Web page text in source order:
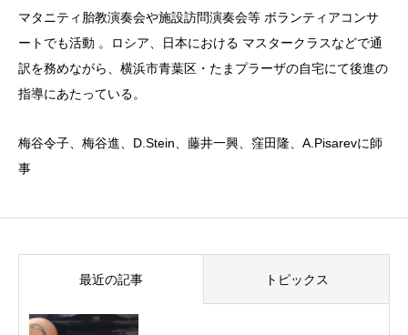
マタニティ胎教演奏会や施設訪問演奏会等 ボランティアコンサ
ートでも活動 。ロシア、日本における マスタークラスなどで通
訳を務めながら、横浜市青葉区・たまプラーザの自宅にて後進の
指導にあたっている。
梅谷令子、梅谷進、D.Stein、藤井一興、窪田隆、A.Pisarevに師
事
最近の記事 トピックス